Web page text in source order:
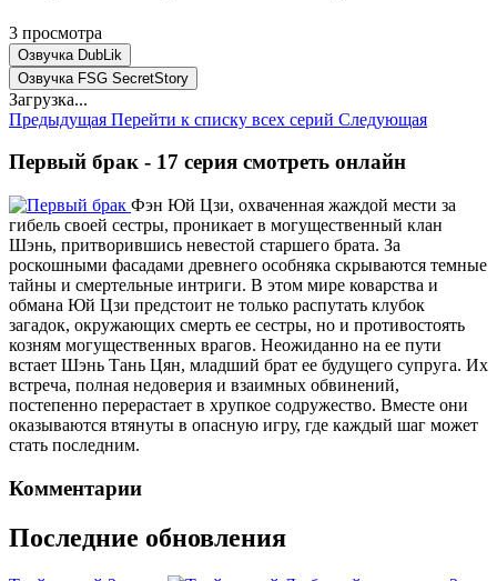
3 просмотра
Озвучка DubLik
Озвучка FSG SecretStory
Загрузка...
Предыдущая Перейти к списку всех серий Следующая
Первый брак - 17 серия смотреть онлайн
Фэн Юй Цзи, охваченная жаждой мести за
гибель своей сестры, проникает в могущественный клан
Шэнь, притворившись невестой старшего брата. За
роскошными фасадами древнего особняка скрываются темные
тайны и смертельные интриги. В этом мире коварства и
обмана Юй Цзи предстоит не только распутать клубок
загадок, окружающих смерть ее сестры, но и противостоять
козням могущественных врагов. Неожиданно на ее пути
встает Шэнь Тань Цян, младший брат ее будущего супруга. Их
встреча, полная недоверия и взаимных обвинений,
постепенно перерастает в хрупкое содружество. Вместе они
оказываются втянуты в опасную игру, где каждый шаг может
стать последним.
Комментарии
Последние обновления